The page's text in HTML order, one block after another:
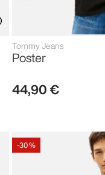
Tommy Jeans
Poster
44,90 €
-30 %